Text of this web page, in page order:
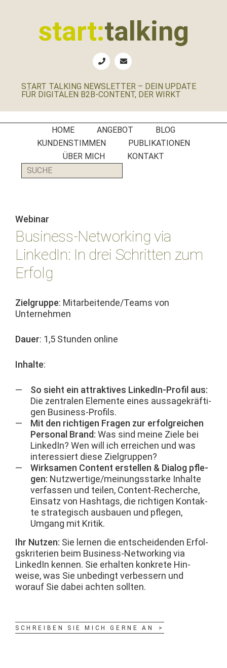
start:talking
B2B-
Social
Media
Manager
PR-
Agenturen
START TALKING NEWSLETTER – DEIN UPDATE
FÜR DIGITALEN B2B-CONTENT, DER WIRKT
HOME ANGEBOT
BLOG
KUNDENSTIMMEN
PUBLIKATIONEN
ÜBER MICH
KONTAKT
SUCHE
Webinar
Business-Networking via
LinkedIn: In drei Schritten zum
Erfolg
Ziel­gruppe: Mitarbeitende/Teams von
Unternehmen
Dauer: 1,5 Stun­den online
Inhalte:
So sieht ein attrak­tives LinkedIn-Pro­fil aus:
Die zen­tralen Ele­mente eines aus­sagekräfti­
gen Business-Profils.
Mit den richti­gen Fra­gen zur erfol­gre­ichen
Per­son­al Brand: Was sind meine Ziele bei
LinkedIn? Wen will ich erre­ichen und was
inter­essiert diese Zielgruppen?
Wirk­samen Con­tent erstellen & Dia­log pfle­
gen: Nutzwertige/meinungsstarke Inhalte
ver­fassen und teilen, Con­tent-Recherche,
Ein­satz von Hash­tags, die richti­gen Kon­tak­
te strate­gisch aus­bauen und pfle­gen,
Umgang mit Kritik.
Ihr Nutzen: Sie ler­nen die entschei­den­den Erfol­
gskri­te­rien beim Busi­ness-Net­work­ing via
LinkedIn ken­nen. Sie erhal­ten konkrete Hin­
weise, was Sie unbe­d­ingt verbessern und
worauf Sie dabei acht­en sollten.
SCHREIBEN SIE MICH GERNE AN